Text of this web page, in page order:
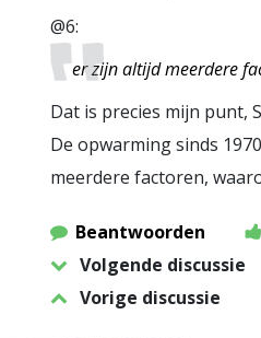
@6:
er zijn altijd meerdere
Dat is precies mijn punt,
De opwarming sinds
meerdere factoren,
Beantwoorden
Volgende discussie
Vorige discussie